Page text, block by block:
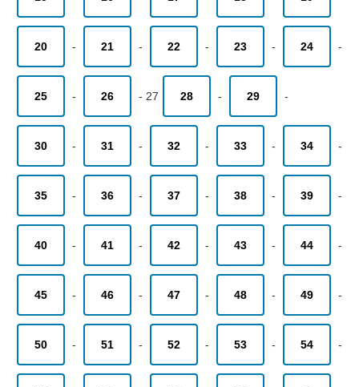
20 - 21 - 22 - 23 - 24 -
25 - 26 - 27 28 - 29 -
30 - 31 - 32 - 33 - 34 -
35 - 36 - 37 - 38 - 39 -
40 - 41 - 42 - 43 - 44 -
45 - 46 - 47 - 48 - 49 -
50 - 51 - 52 - 53 - 54 -